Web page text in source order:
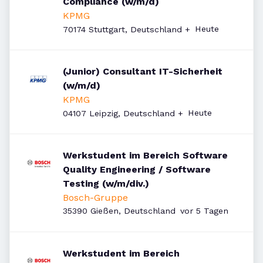
KPMG
70174 Stuttgart, Deutschland + Veröffentlicht
Heute
(Junior) Consultant IT-Sicherheit
(w/m/d)
KPMG
04107 Leipzig, Deutschland + Veröffentlicht
Heute
Werkstudent im Bereich Software
Quality Engineering / Software
Testing (w/m/div.)
Bosch-Gruppe
35390 Gießen, Deutschland Veröffentlicht
vor 5 Tagen
Werkstudent im Bereich